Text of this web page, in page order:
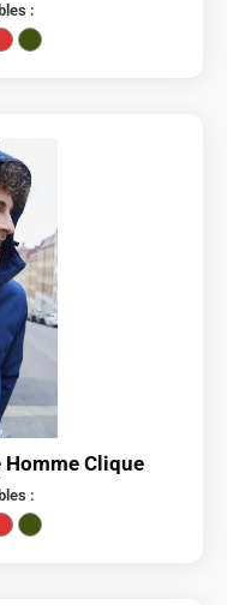
:
Clique
: